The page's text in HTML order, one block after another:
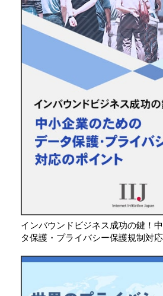
インバウンドビジネス成功の鍵！
タ保護・プライバシー保護規制対